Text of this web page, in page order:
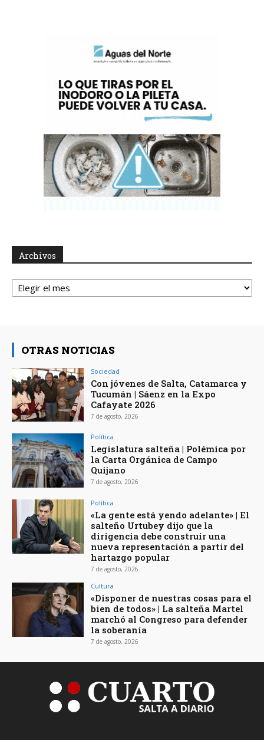
Archivos
Archivos
OTRAS NOTICIAS
Sociedad
Con jóvenes de Salta, Catamarca y
Tucumán | Sáenz en la Expo
Cafayate 2026
7 de agosto, 2026
Política
Legislatura salteña | Polémica por
la Carta Orgánica de Campo
Quijano
7 de agosto, 2026
Política
«La gente está yendo adelante» | El
salteño Urtubey dijo que la
dirigencia debe construir una
nueva representación a partir del
hartazgo popular
7 de agosto, 2026
Cultura
«Disponer de nuestras cosas para el
bien de todos» | La salteña Martel
marchó al Congreso para defender
la soberanía
7 de agosto, 2026